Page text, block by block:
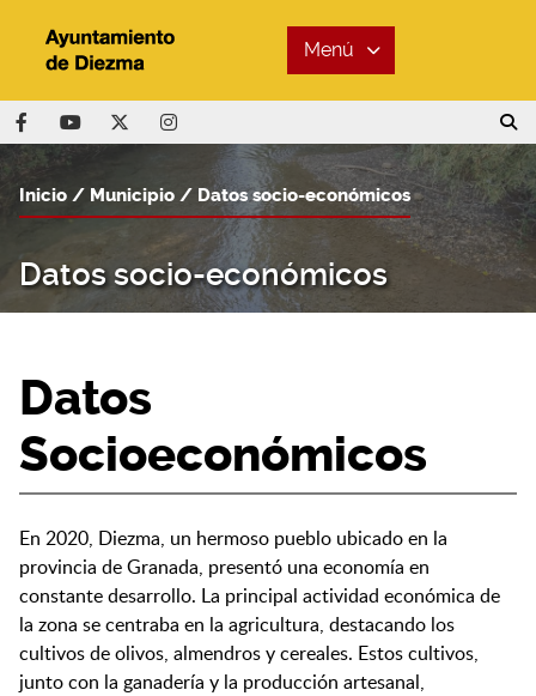
Menú
Datos socio-económicos
Inicio Municipio Datos socio-económicos
Datos
Socioeconómicos
En 2020, Diezma, un hermoso pueblo ubicado en la
provincia de Granada, presentó una economía en
constante desarrollo. La principal actividad económica de
la zona se centraba en la agricultura, destacando los
cultivos de olivos, almendros y cereales. Estos cultivos,
junto con la ganadería y la producción artesanal,